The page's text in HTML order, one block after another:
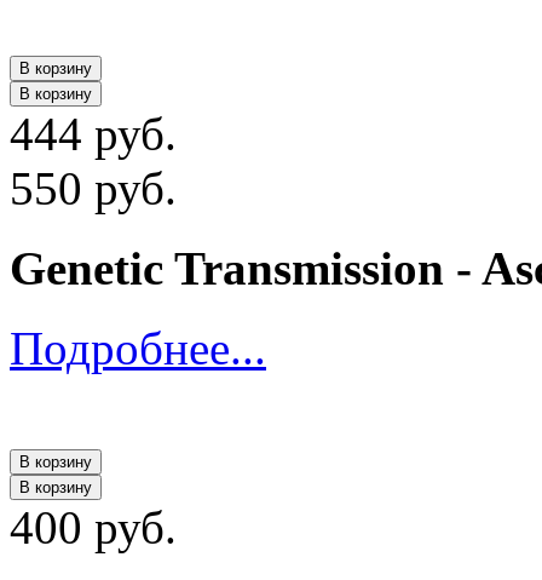
В корзину
В корзину
444 руб.
550 руб.
Genetic Transmission -
Подробнее...
В корзину
В корзину
400 руб.